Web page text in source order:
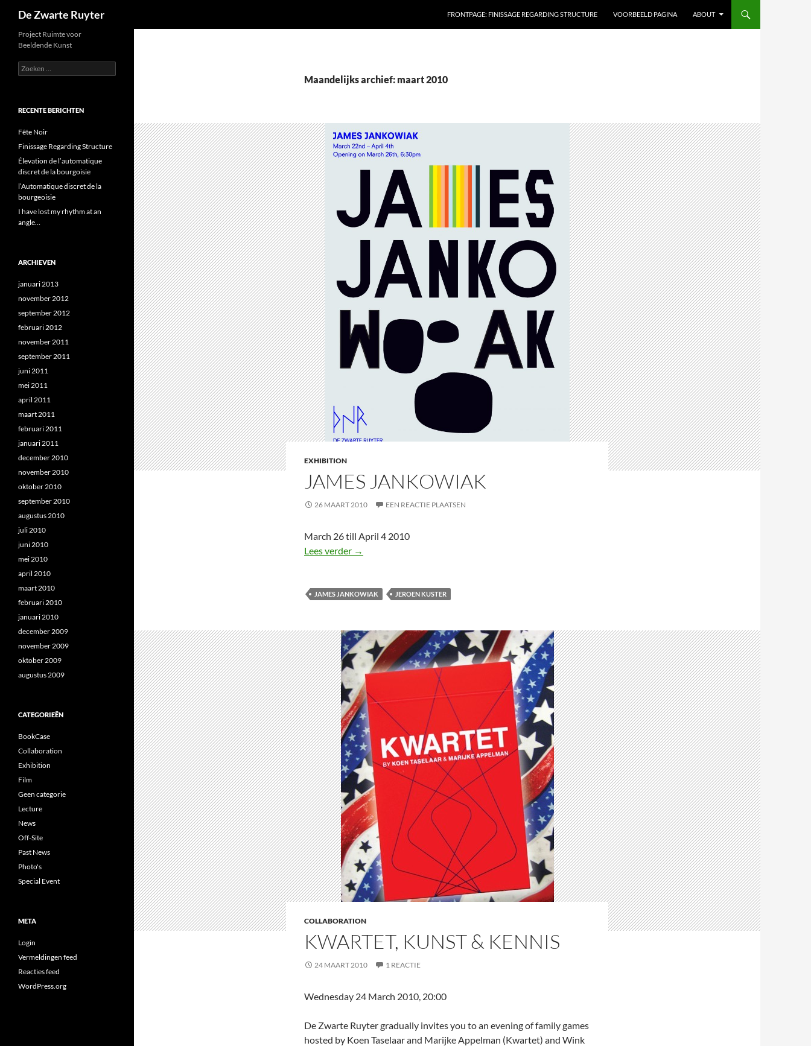
inhoud
De Zwarte Ruyter FRONTPAGE: FINISSAGE REGARDING STRUCTURE VOORBEELD PAGINA ABOUT
Maandelijks archief: maart 2010
EXHIBITION
JAMES JANKOWIAK
26 MAART 2010 EEN REACTIE PLAATSEN
March 26 till April 4 2010
Lees verder James Jankowiak
→
JAMES JANKOWIAK JEROEN KUSTER
COLLABORATION
KWARTET, KUNST & KENNIS
24 MAART 2010 1 REACTIE
Wednesday 24 March 2010, 20:00
De Zwarte Ruyter gradually invites you to an evening of family games
hosted by Koen Taselaar and Marijke Appelman (Kwartet) and Wink
Project Ruimte voor
Beeldende Kunst
Zoeken
naar:
RECENTE BERICHTEN
Fête Noir
Finissage Regarding Structure
Élevation de l’automatique
discret de la bourgoisie
l’Automatique discret de la
bourgeoisie
I have lost my rhythm at an
angle…
ARCHIEVEN
januari 2013
november 2012
september 2012
februari 2012
november 2011
september 2011
juni 2011
mei 2011
april 2011
maart 2011
februari 2011
januari 2011
december 2010
november 2010
oktober 2010
september 2010
augustus 2010
juli 2010
juni 2010
mei 2010
april 2010
maart 2010
februari 2010
januari 2010
december 2009
november 2009
oktober 2009
augustus 2009
CATEGORIEËN
BookCase
Collaboration
Exhibition
Film
Geen categorie
Lecture
News
Off-Site
Past News
Photo's
Special Event
META
Login
Vermeldingen feed
Reacties feed
WordPress.org